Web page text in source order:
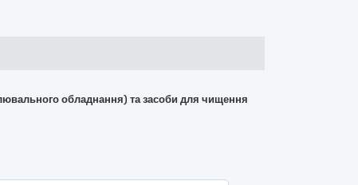
обладнання) та засоби для чищення